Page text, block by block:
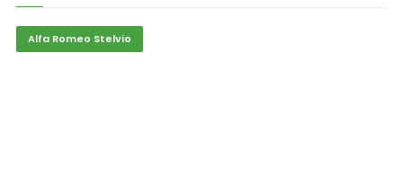
Alfa Romeo Stelvio